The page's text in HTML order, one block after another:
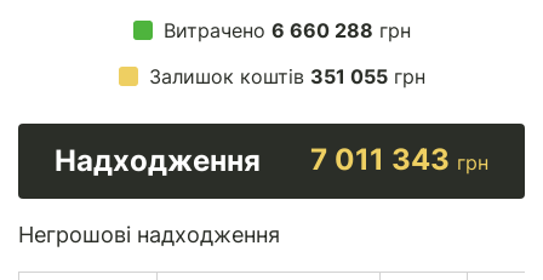
Витрачено 6 660 288 грн
Залишок коштів 351 055грн
Надходження 7 011 343 грн
Негрошові надходження